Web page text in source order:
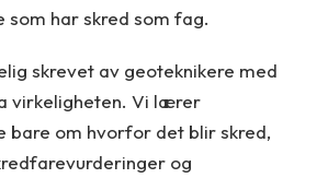
har skred som fag.
skrevet av geoteknikere med
virkeligheten. Vi lærer
bare om hvorfor det blir skred,
og